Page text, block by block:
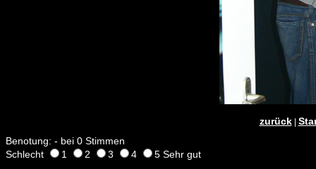
zurück
Benotung: - bei 0 Stimmen
Schlecht
1 2 3 4
5 Sehr gut